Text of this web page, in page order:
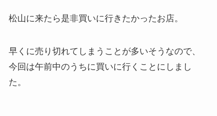
松山に来たら是非買いに行きたかったお店。
早くに売り切れてしまうことが多いそうなので、
今回は午前中のうちに買いに行くことにしまし
た。